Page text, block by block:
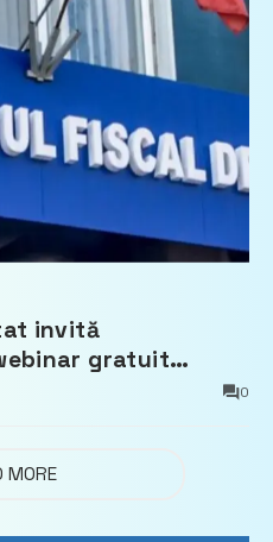
invită
gratuit
pe bunurile
0
MORE